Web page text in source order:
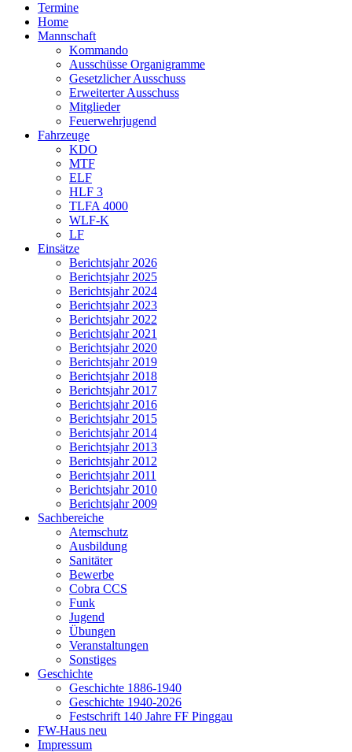
Termine
Home
Mannschaft
Kommando
Ausschüsse Organigramme
Gesetzlicher Ausschuss
Erweiterter Ausschuss
Mitglieder
Feuerwehrjugend
Fahrzeuge
KDO
MTF
ELF
HLF 3
TLFA 4000
WLF-K
LF
Einsätze
Berichtsjahr 2026
Berichtsjahr 2025
Berichtsjahr 2024
Berichtsjahr 2023
Berichtsjahr 2022
Berichtsjahr 2021
Berichtsjahr 2020
Berichtsjahr 2019
Berichtsjahr 2018
Berichtsjahr 2017
Berichtsjahr 2016
Berichtsjahr 2015
Berichtsjahr 2014
Berichtsjahr 2013
Berichtsjahr 2012
Berichtsjahr 2011
Berichtsjahr 2010
Berichtsjahr 2009
Sachbereiche
Atemschutz
Ausbildung
Sanitäter
Bewerbe
Cobra CCS
Funk
Jugend
Übungen
Veranstaltungen
Sonstiges
Geschichte
Geschichte 1886-1940
Geschichte 1940-2026
Festschrift 140 Jahre FF Pinggau
FW-Haus neu
Impressum